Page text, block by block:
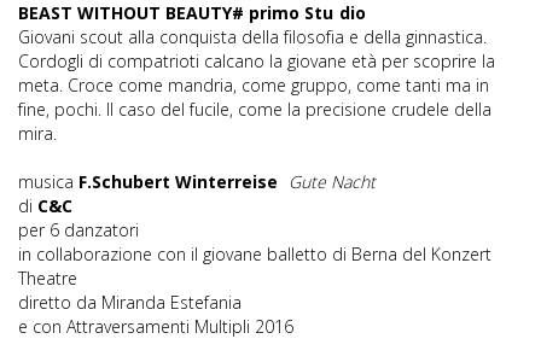
BEAST WITHOUT BEAUTY# primo Stu dio
Giovani scout alla conquista della filosofia e della ginnastica.
Cordogli di compatrioti calcano la giovane età per scoprire la
meta. Croce come mandria, come gruppo, come tanti ma in
fine, pochi. Il caso del fucile, come la precisione crudele della
mira.
musica F.Schubert Winterreise
Gute Nacht
di C&C
per 6 danzatori
in collaborazione con il giovane balletto di Berna del Konzert
Theatre
diretto da Miranda Estefania
e con Attraversamenti Multipli 2016